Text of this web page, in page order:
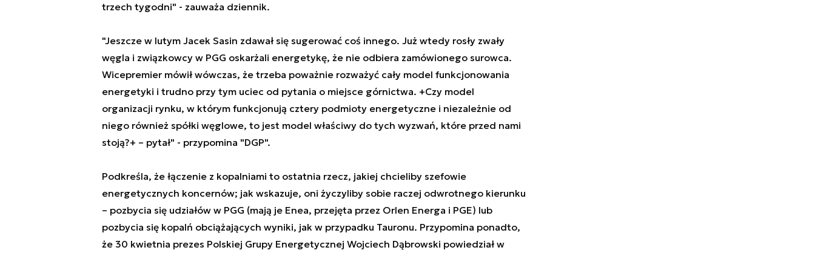
trzech tygodni" - zauważa dziennik.
"Jeszcze w lutym Jacek Sasin zdawał się sugerować coś innego. Już wtedy rosły zwały
węgla i związkowcy w PGG oskarżali energetykę, że nie odbiera zamówionego surowca.
Wicepremier mówił wówczas, że trzeba poważnie rozważyć cały model funkcjonowania
energetyki i trudno przy tym uciec od pytania o miejsce górnictwa. +Czy model
organizacji rynku, w którym funkcjonują cztery podmioty energetyczne i niezależnie od
niego również spółki węglowe, to jest model właściwy do tych wyzwań, które przed nami
stoją?+ – pytał" - przypomina "DGP".
Podkreśla, że łączenie z kopalniami to ostatnia rzecz, jakiej chcieliby szefowie
energetycznych koncernów; jak wskazuje, oni życzyliby sobie raczej odwrotnego kierunku
– pozbycia się udziałów w PGG (mają je Enea, przejęta przez Orlen Energa i PGE) lub
pozbycia się kopalń obciążających wyniki, jak w przypadku Tauronu. Przypomina ponadto,
że 30 kwietnia prezes Polskiej Grupy Energetycznej Wojciech Dąbrowski powiedział w